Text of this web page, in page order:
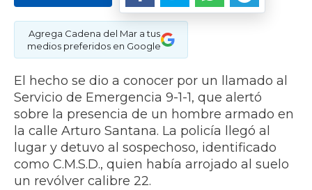
Agrega Cadena del Mar a tus
medios preferidos en Google
El hecho se dio a conocer por un llamado al
Servicio de Emergencia 9-1-1, que alertó
sobre la presencia de un hombre armado en
la calle Arturo Santana. La policía llegó al
lugar y detuvo al sospechoso, identificado
como C.M.S.D., quien había arrojado al suelo
un revólver calibre 22.